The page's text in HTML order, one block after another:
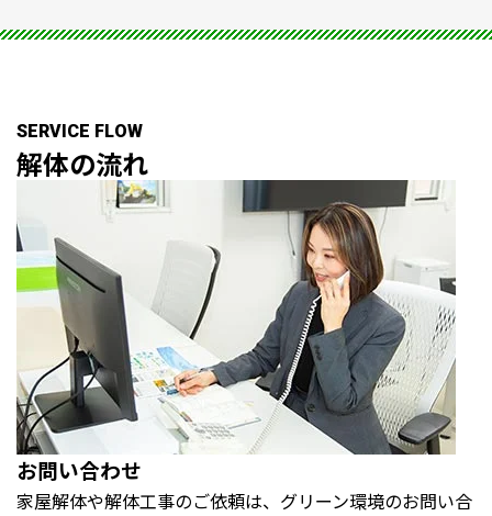
SERVICE FLOW
解体の流れ
お問い合わせ
家屋解体や解体工事のご依頼は、グリーン環境のお問い合